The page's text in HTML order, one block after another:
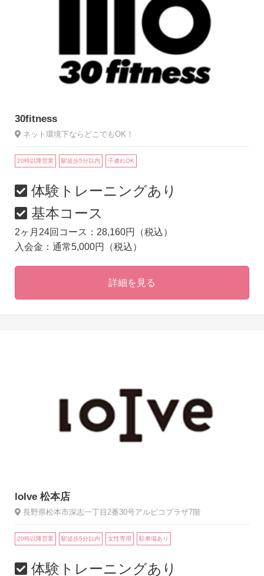
30fitness
ネット環境下ならどこでもOK！
20時以降営業 駅徒歩5分以内 子連れOK
体験トレーニングあり
基本コース
2ヶ月24回コース：28,160円（税込）
入会金：通常5,000円（税込）
詳細を見る
loIve 松本店
長野県松本市深志一丁目2番30号アルピコプラザ7階
20時以降営業 駅徒歩5分以内 女性専用 駐車場あり
体験トレーニングあり